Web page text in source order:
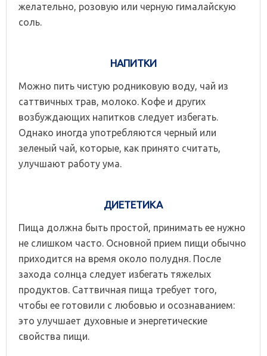
желательно, розовую или черную гималайскую
соль.
НАПИТКИ
Можно пить чистую родниковую воду, чай из
саттвичных трав, молоко. Кофе и других
возбуждающих напитков следует избегать.
Однако иногда употребляются черный или
зеленый чай, которые, как принято считать,
улучшают работу ума.
ДИЕТЕТИКА
Пища должна быть простой, принимать ее нужно
не слишком часто. Основной прием пищи обычно
приходится на время около полудня. После
захода солнца следует избегать тяжелых
продуктов. Саттвичная пища требует того,
чтобы ее готовили с любовью и осознаванием:
это улучшает духовные и энергетические
свойства пищи.